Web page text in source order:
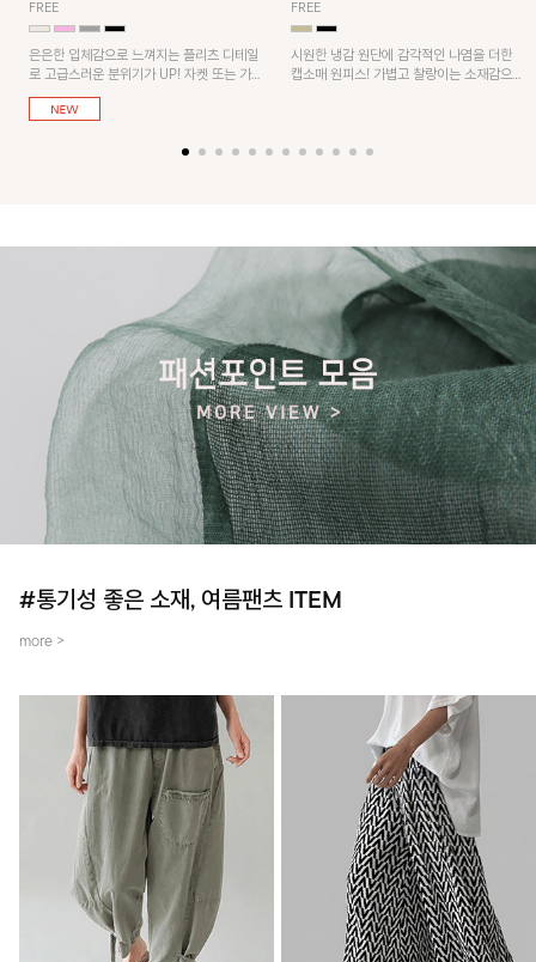
FREE
은은한 입체감으로 느껴지는 플리츠 디테일
로 고급스러운 분위기가 UP! 자켓 또는 가디
건과 같이 매치해도 잘 어울린답니다!
FREE
시원한 냉감 원단에 감각적인 나염을 더한
캡소매 원피스! 가볍고 찰랑이는 소재감으로
#통기성 좋은 소재, 여름팬츠 ITEM
more >